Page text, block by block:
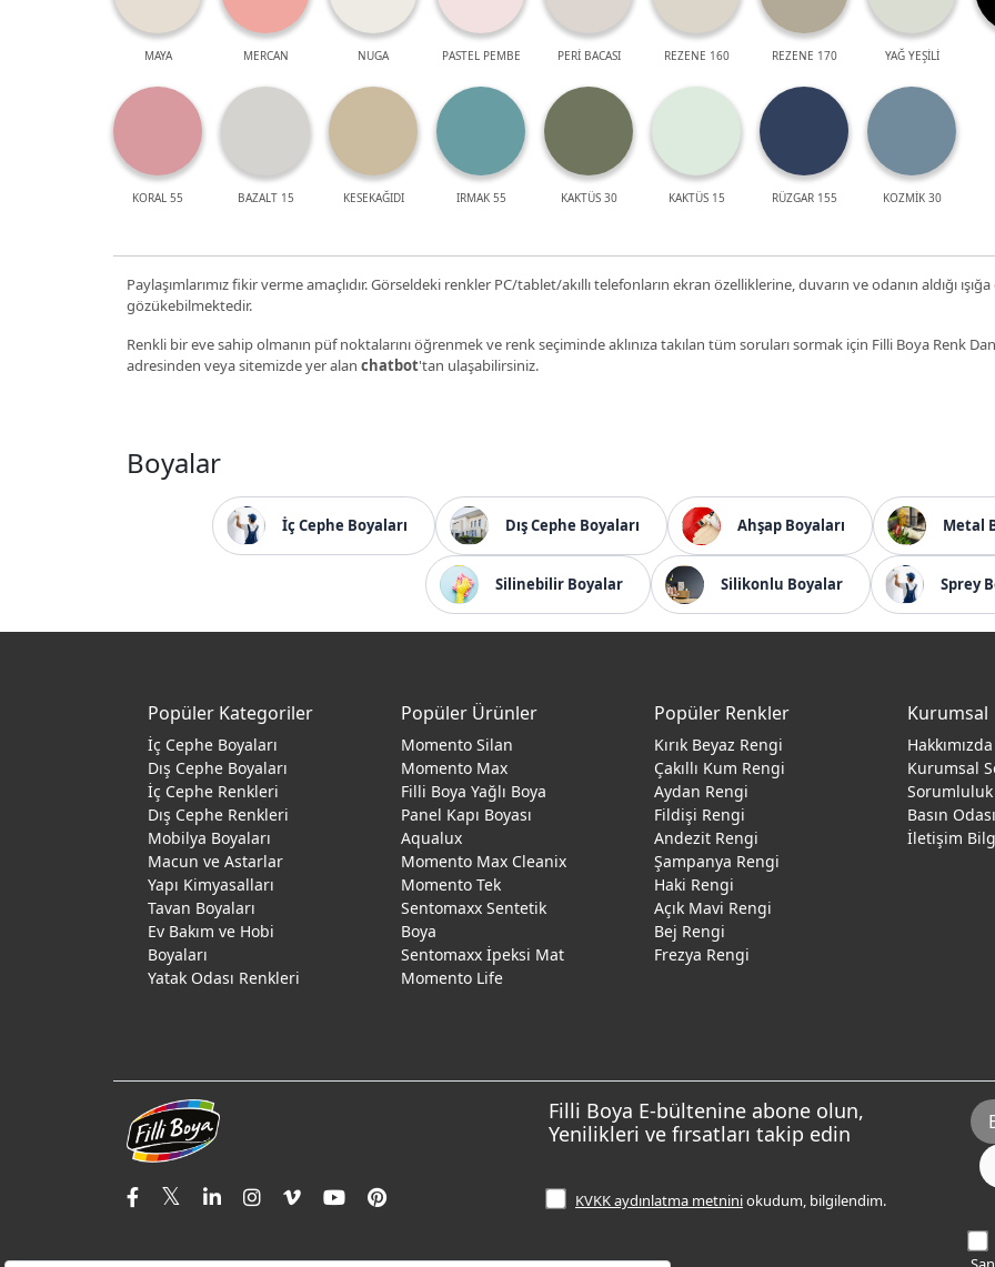
MAYA MERCAN NUGA PASTEL PEMBE PERİ BACASI REZENE 160 REZENE 170 YAĞ YEŞİLİ
KORAL 55 BAZALT 15 KESEKAĞIDI IRMAK 55 KAKTÜS 30 KAKTÜS 15 RÜZGAR 155 KOZMİK 30
Paylaşımlarımız fikir verme amaçlıdır. Görseldeki renkler PC/tablet/akıllı telefonların ekran özelliklerine, duvarın ve odanın aldığı
gözükebilmektedir.
Renkli bir eve sahip olmanın püf noktalarını öğrenmek ve renk seçiminde aklınıza takılan tüm soruları sormak için Filli Boya Renk
adresinden veya sitemizde yer alan chatbot'tan ulaşabilirsiniz.
Boyalar
İç Cephe Boyaları Dış Cephe Boyaları Ahşap Boyaları Metal
Silinebilir Boyalar Silikonlu Boyalar Sprey
Popüler Kategoriler
İç Cephe Boyaları
Dış Cephe Boyaları
İç Cephe Renkleri
Dış Cephe Renkleri
Mobilya Boyaları
Macun ve Astarlar
Yapı Kimyasalları
Tavan Boyaları
Ev Bakım ve Hobi
Boyaları
Yatak Odası Renkleri
Popüler Ürünler
Momento Silan
Momento Max
Filli Boya Yağlı Boya
Panel Kapı Boyası
Aqualux
Momento Max Cleanix
Momento Tek
Sentomaxx Sentetik
Boya
Sentomaxx İpeksi Mat
Momento Life
Popüler Renkler
Kırık Beyaz Rengi
Çakıllı Kum Rengi
Aydan Rengi
Fildişi Rengi
Andezit Rengi
Şampanya Rengi
Haki Rengi
Açık Mavi Rengi
Bej Rengi
Frezya Rengi
Kurumsal
Hakkımızda
Kurumsal
Sorumluluk
Basın Odası
İletişim
Filli Boya E-bültenine abone olun,
Yenilikleri ve fırsatları takip edin
KVKK aydınlatma metniniokudum, bilgilendim.